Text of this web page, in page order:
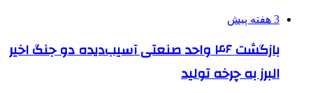
3 هفته پیش
بازگشت ۴۶ واحد صنعتی آسیب‌دیده دو جنگ اخیر
البرز به چرخه تولید